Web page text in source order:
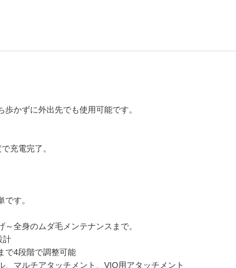
かずに外出先でも使用可能です。
充電完了。
す。
全身のムダ毛メンテナンスまで。
計
で4段階で調整可能
マルチアタッチメント、VIO用アタッチメント